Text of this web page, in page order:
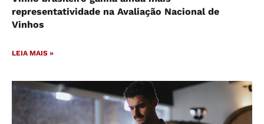
representatividade na Avaliação Nacional de
Vinhos
LEIA MAIS »